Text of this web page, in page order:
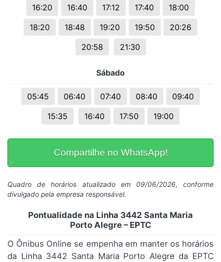
16:20
16:40 17:12 17:40
18:00
18:20
18:48 19:20 19:50
20:26
20:58
21:30
Sábado
05:45 06:40 07:40 08:40
09:40
15:35
16:40 17:50 19:00
Compartilhe no WhatsApp!
Quadro de horários atualizado em 09/06/2026, conforme
divulgado pela empresa responsável.
Pontualidade na Linha 3442 Santa Maria
Porto Alegre – EPTC
O Ônibus Online se empenha em manter os horários
da Linha 3442 Santa Maria Porto Alegre da EPTC